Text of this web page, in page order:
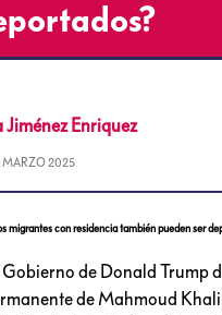
Jiménez Enriquez
MARZO 2025
migrantes con residencia también pueden ser
Gobierno de Donald Trump
de Mahmoud